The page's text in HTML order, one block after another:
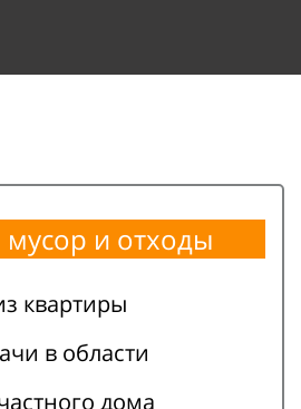
и отходы
квартиры
в области
дома